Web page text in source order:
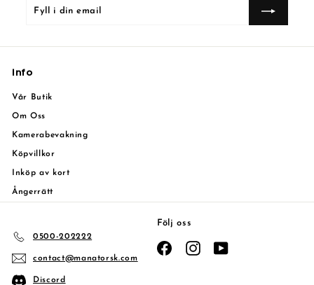
Fyll
email
Prenumerera
Info
Vår Butik
Om Oss
Kamerabevakning
Köpvillkor
Inköp av kort
Ångerrätt
0500-202222
contact@manatorsk.com
Discord
Följ oss
FacebookInstagram